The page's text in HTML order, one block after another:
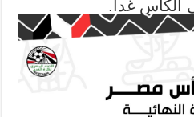
الكأس غدا.